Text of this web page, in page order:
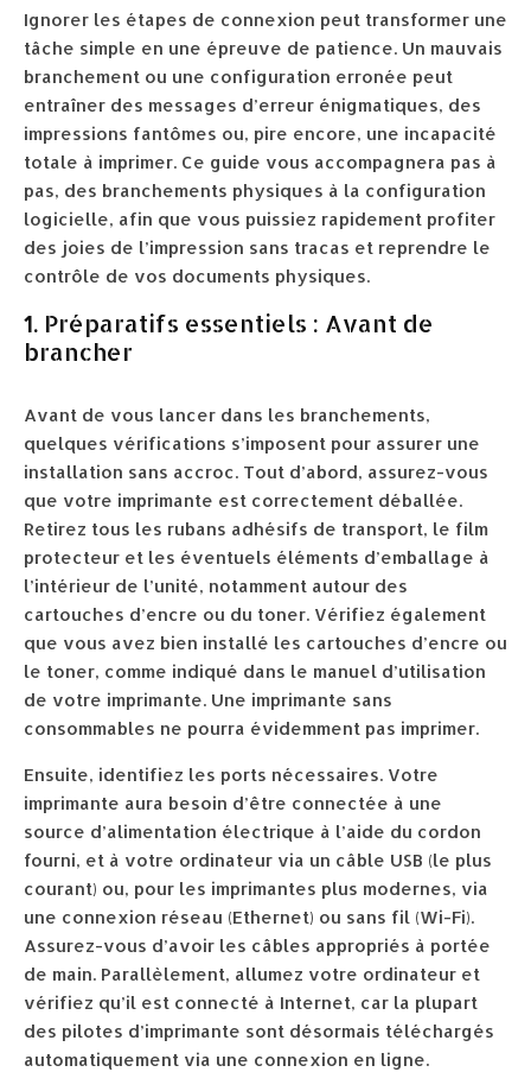
Ignorer les étapes de connexion peut transformer une
tâche simple en une épreuve de patience. Un mauvais
branchement ou une configuration erronée peut
entraîner des messages d’erreur énigmatiques, des
impressions fantômes ou, pire encore, une incapacité
totale à imprimer. Ce guide vous accompagnera pas à
pas, des branchements physiques à la configuration
logicielle, afin que vous puissiez rapidement profiter
des joies de l’impression sans tracas et reprendre le
contrôle de vos documents physiques.
1. Préparatifs essentiels : Avant de
brancher
Avant de vous lancer dans les branchements,
quelques vérifications s’imposent pour assurer une
installation sans accroc. Tout d’abord, assurez-vous
que votre imprimante est correctement déballée.
Retirez tous les rubans adhésifs de transport, le film
protecteur et les éventuels éléments d’emballage à
l’intérieur de l’unité, notamment autour des
cartouches d’encre ou du toner. Vérifiez également
que vous avez bien installé les cartouches d’encre ou
le toner, comme indiqué dans le manuel d’utilisation
de votre imprimante. Une imprimante sans
consommables ne pourra évidemment pas imprimer.
Ensuite, identifiez les ports nécessaires. Votre
imprimante aura besoin d’être connectée à une
source d’alimentation électrique à l’aide du cordon
fourni, et à votre ordinateur via un câble USB (le plus
courant) ou, pour les imprimantes plus modernes, via
une connexion réseau (Ethernet) ou sans fil (Wi-Fi).
Assurez-vous d’avoir les câbles appropriés à portée
de main. Parallèlement, allumez votre ordinateur et
vérifiez qu’il est connecté à Internet, car la plupart
des pilotes d’imprimante sont désormais téléchargés
automatiquement via une connexion en ligne.